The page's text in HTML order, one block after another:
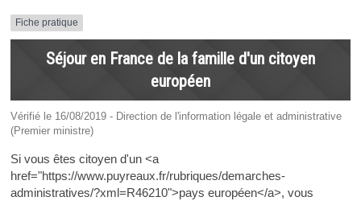
Fiche pratique
Séjour en France de la famille d'un citoyen
européen
Vérifié le 16/08/2019 - Direction de l'information légale et administrative
(Premier ministre)
Si vous êtes citoyen d'un <a
href="https://www.puyreaux.fr/rubriques/demarches-
administratives/?xml=R46210">pays européen</a>, vous